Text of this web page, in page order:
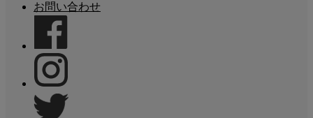
お問い合わせ